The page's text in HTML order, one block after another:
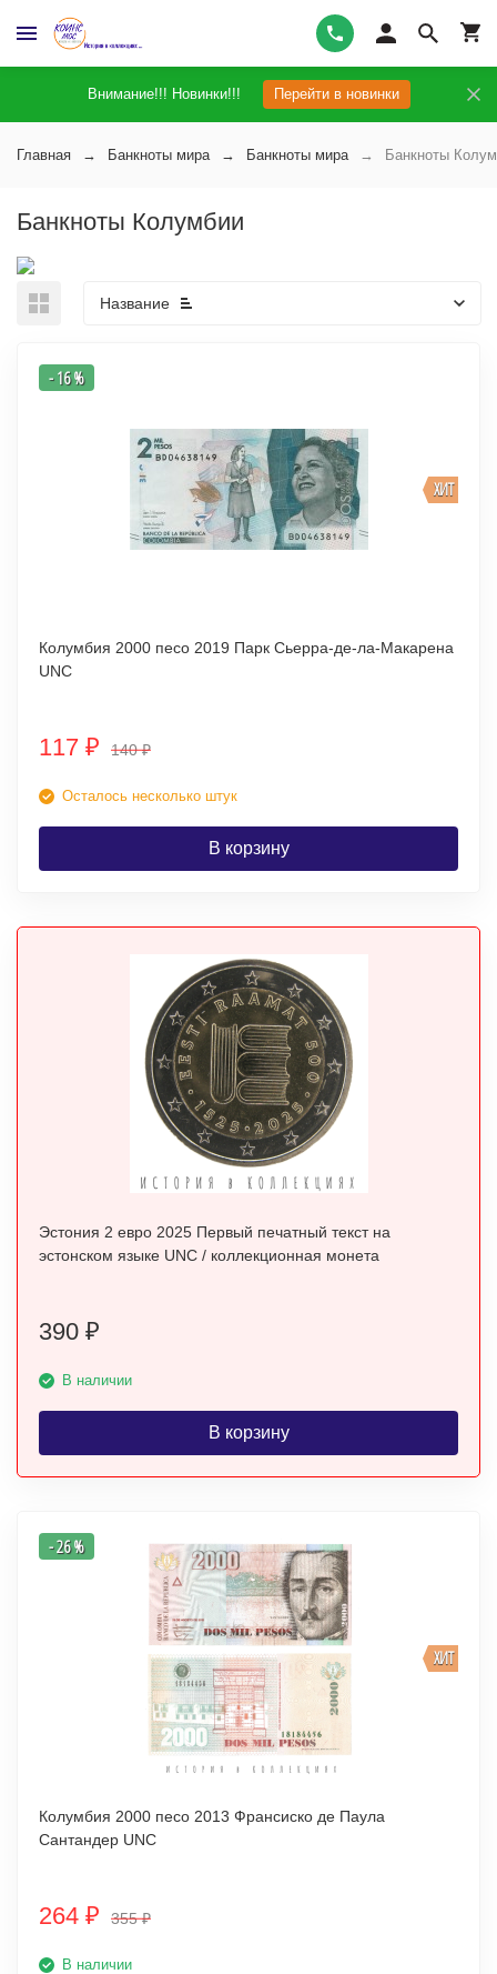
Внимание!!! Новинки!!! Перейти в новинки
Главная Банкноты мира Банкноты мира Банкноты
Банкноты Колумбии
Название
ХИТ
- 16 %
Колумбия 2000 песо 2019 Парк Сьерра-де-ла-Макарена
UNC
117 ₽ 140₽
Осталось несколько штук
В корзину
Эстония 2 евро 2025 Первый печатный текст на
эстонском языке UNC / коллекционная монета
390 ₽
В наличии
В корзину
ХИТ
- 26 %
Колумбия 2000 песо 2013 Франсиско де Паула
Сантандер UNC
264 ₽ 355₽
В наличии